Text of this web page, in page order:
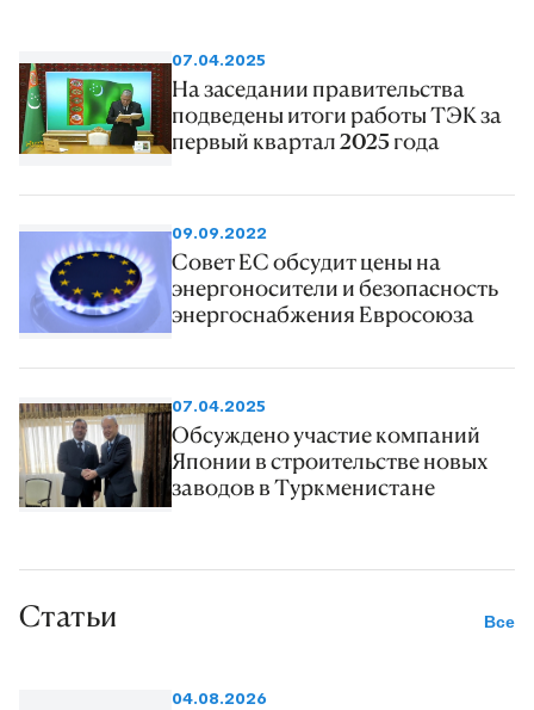
07.04.2025
На заседании правительства
подведены итоги работы ТЭК за
первый квартал 2025 года
09.09.2022
Совет ЕС обсудит цены на
энергоносители и безопасность
энергоснабжения Евросоюза
07.04.2025
Обсуждено участие компаний
Японии в строительстве новых
заводов в Туркменистане
Статьи Все
04.08.2026